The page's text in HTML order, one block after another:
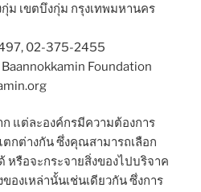
ม เขตบึงกุ่ม กรุงเทพมหานคร
02-375-2455
Foundation
แต่ละองค์กรมีความต้องการ
กต่างกัน ซึ่งคุณสามารถเลือก
รือจะกระจายสิ่งของไปบริจาค
องเหล่านั้นเช่นเดียวกัน ซึ่งการ